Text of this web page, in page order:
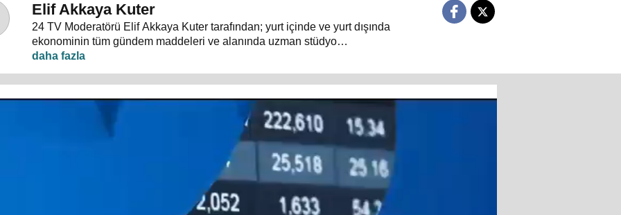
Elif Akkaya Kuter
24 TV Moderatörü Elif Akkaya Kuter tarafından; yurt içinde ve yurt dışında
ekonominin tüm gündem maddeleri ve alanında uzman stüdyo
konuklarıyla sebep sonuç ilişkileri analiz ediliyor.